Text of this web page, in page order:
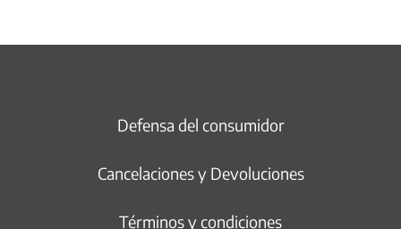
Defensa del consumidor
Cancelaciones y Devoluciones
Términos y condiciones